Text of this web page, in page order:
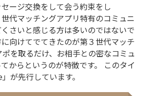
ージ交換をして会う約束をし
代マッチングアプリ特有のコミュニ
さいと感じる方は多いのではないで
向けてでてきたのが第３世代マッチ
を取るだけ、お相手との密なコミュ
からというのが特徴です。 このタイ
が先行しています。